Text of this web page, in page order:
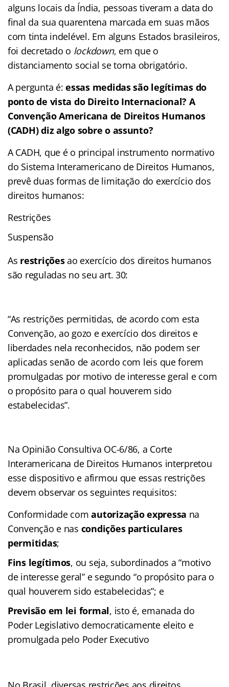
alguns locais da Índia, pessoas tiveram a data do
final da sua quarentena marcada em suas mãos
com tinta indelével. Em alguns Estados brasileiros,
foi decretado o lockdown, em que o
distanciamento social se torna obrigatório.
A pergunta é:essas medidas são legítimas do
ponto de vista do Direito Internacional? A
Convenção Americana de Direitos Humanos
(CADH) diz algo sobre o assunto?
A CADH, que é o principal instrumento normativo
do Sistema Interamericano de Direitos Humanos,
prevê duas formas de limitação do exercício dos
direitos humanos:
Restrições
Suspensão
As restriçõesao exercício dos direitos humanos
são reguladas no seu art. 30:
“As restrições permitidas, de acordo com esta
Convenção, ao gozo e exercício dos direitos e
liberdades nela reconhecidos, não podem ser
aplicadas senão de acordo com leis que forem
promulgadas por motivo de interesse geral e com
o propósito para o qual houverem sido
estabelecidas”.
Na Opinião Consultiva OC-6/86, a Corte
Interamericana de Direitos Humanos interpretou
esse dispositivo e afirmou que essas restrições
devem observar os seguintes requisitos:
Conformidade comautorização expressa na
Convenção e nas condições particulares
permitidas;
Fins legítimos, ou seja, subordinados a “motivo
de interesse geral” e segundo “o propósito para o
qual houverem sido estabelecidas”; e
Previsão em lei formal, isto é, emanada do
Poder Legislativo democraticamente eleito e
promulgada pelo Poder Executivo